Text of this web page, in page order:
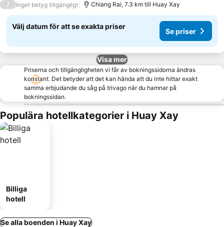
/ Inget betyg tillgängligt Chiang Rai, 7.3 km till Huay Xay
Välj datum för att se exakta priser
Se priser
Visa mer
Priserna och tillgängligheten vi får av bokningssidorna ändras
konstant. Det betyder att det kan hända att du inte hittar exakt
samma erbjudande du såg på trivago när du hamnar på
bokningssidan.
Populära hotellkategorier i Huay Xay
Billiga
hotell
Se alla boenden i Huay Xay